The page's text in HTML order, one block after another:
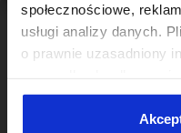
społecznościowe,
usługi analizy danych.
o prawnie uzasadniony
Niektóre z plików
przez naszych